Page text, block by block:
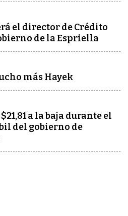
el director de Crédito
de la Espriella
más Hayek
a la baja durante el
del gobierno de